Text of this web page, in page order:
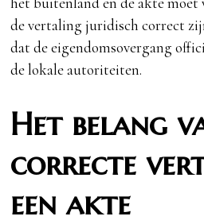
de vertaling juridisch correct
dat de eigendomsovergang
de lokale autoriteiten.
Het belang
correcte
een akte